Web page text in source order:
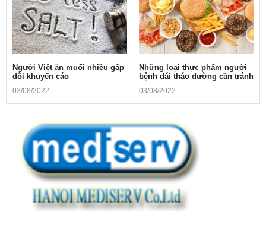
Người Việt ăn muối nhiều gấp
đôi khuyến cáo
03/08/2022
Những loại thực phẩm người
bệnh đái tháo đường cần tránh
03/08/2022